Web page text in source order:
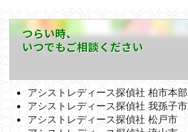
つらい時、
いつでもご相談ください
アシストレディース探偵社 柏市本部
アシストレディース探偵社 我孫子市
アシストレディース探偵社 松戸市